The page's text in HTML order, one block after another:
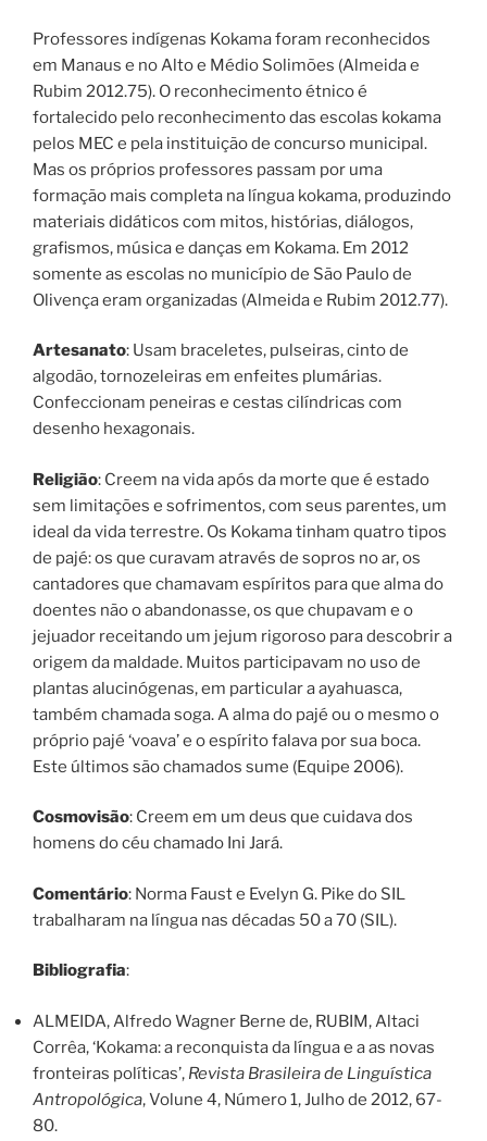
Professores indígenas Kokama foram reconhecidos
em Manaus e no Alto e Médio Solimões (Almeida e
Rubim 2012.75). O reconhecimento étnico é
fortalecido pelo reconhecimento das escolas kokama
pelos MEC e pela instituição de concurso municipal.
Mas os próprios professores passam por uma
formação mais completa na língua kokama, produzindo
materiais didáticos com mitos, histórias, diálogos,
grafismos, música e danças em Kokama. Em 2012
somente as escolas no município de São Paulo de
Olivença eram organizadas (Almeida e Rubim 2012.77).
Artesanato: Usam braceletes, pulseiras, cinto de
algodão, tornozeleiras em enfeites plumárias.
Confeccionam peneiras e cestas cilíndricas com
desenho hexagonais.
Religião: Creem na vida após da morte que é estado
sem limitações e sofrimentos, com seus parentes, um
ideal da vida terrestre. Os Kokama tinham quatro tipos
de pajé: os que curavam através de sopros no ar, os
cantadores que chamavam espíritos para que alma do
doentes não o abandonasse, os que chupavam e o
jejuador receitando um jejum rigoroso para descobrir a
origem da maldade. Muitos participavam no uso de
plantas alucinógenas, em particular a ayahuasca,
também chamada soga. A alma do pajé ou o mesmo o
próprio pajé ‘voava’ e o espírito falava por sua boca.
Este últimos são chamados sume (Equipe 2006).
Cosmovisão: Creem em um deus que cuidava dos
homens do céu chamado Ini Jará.
Comentário: Norma Faust e Evelyn G. Pike do SIL
trabalharam na língua nas décadas 50 a 70 (SIL).
Bibliografia:
ALMEIDA, Alfredo Wagner Berne de, RUBIM, Altaci
Corrêa, ‘Kokama: a reconquista da língua e a as novas
fronteiras políticas’, Revista Brasileira de Linguística
Antropológica, Volune 4, Número 1, Julho de 2012, 67-
80.